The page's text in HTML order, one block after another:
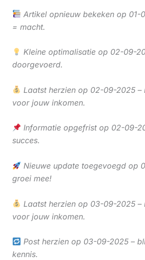
Artikel opnieuw bekeken op 01-
= macht.
Kleine optimalisatie op 02-09-
doorgevoerd.
Laatst herzien op 02-09-2025 –
voor jouw inkomen.
Informatie opgefrist op 02-09-
succes.
Nieuwe update toegevoegd op
groei mee!
Laatst herzien op 03-09-2025 –
voor jouw inkomen.
Post herzien op 03-09-2025 –
kennis.